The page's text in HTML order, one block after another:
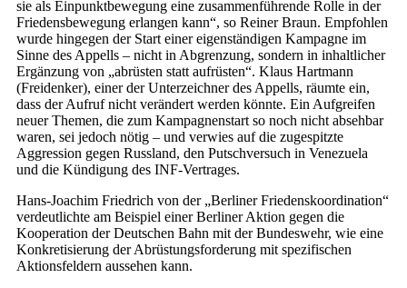
sie als Einpunktbewegung eine zusammenführende Rolle in der
Friedensbewegung erlangen kann“, so Reiner Braun. Empfohlen
wurde hingegen der Start einer eigenständigen Kampagne im
Sinne des Appells – nicht in Abgrenzung, sondern in inhaltlicher
Ergänzung von „abrüsten statt aufrüsten“. Klaus Hartmann
(Freidenker), einer der Unterzeichner des Appells, räumte ein,
dass der Aufruf nicht verändert werden könnte. Ein Aufgreifen
neuer Themen, die zum Kampagnenstart so noch nicht absehbar
waren, sei jedoch nötig – und verwies auf die zugespitzte
Aggression gegen Russland, den Putschversuch in Venezuela
und die Kündigung des INF-Vertrages.
Hans-Joachim Friedrich von der „Berliner Friedenskoordination“
verdeutlichte am Beispiel einer Berliner Aktion gegen die
Kooperation der Deutschen Bahn mit der Bundeswehr, wie eine
Konkretisierung der Abrüstungsforderung mit spezifischen
Aktionsfeldern aussehen kann.